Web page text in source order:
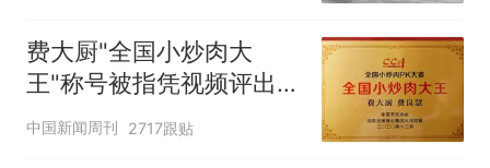
费大厨"全国小炒肉大
王"称号被指凭视频评出
官方回应
中国新闻周刊 2717跟贴